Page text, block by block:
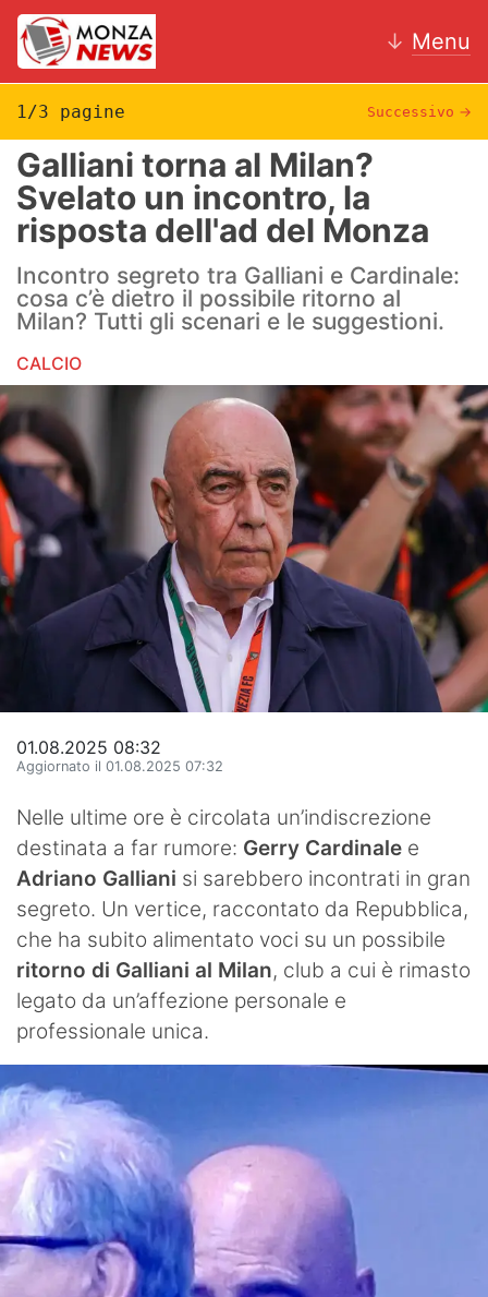
↓ Menu
News
AC Monza
Calcio
Motori
Volley
Hockey
Altri sport
Hockey
Pallanuoto
Pallamano
News
Turismo
Eventi
1/3 pagine Successivo →
Galliani torna al Milan?
Svelato un incontro, la
risposta dell'ad del Monza
Incontro segreto tra Galliani e Cardinale:
cosa c’è dietro il possibile ritorno al
Milan? Tutti gli scenari e le suggestioni.
CALCIO
01.08.2025 08:32
Aggiornato il 01.08.2025 07:32
Nelle ultime ore è circolata un’indiscrezione
destinata a far rumore: Gerry Cardinale e
Adriano Galliani si sarebbero incontrati in gran
segreto. Un vertice, raccontato da Repubblica,
che ha subito alimentato voci su un possibile
ritorno di Galliani al Milan, club a cui è rimasto
legato da un’affezione personale e
professionale unica.